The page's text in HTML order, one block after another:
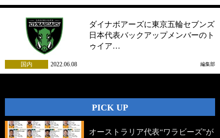
ダイナボアーズに東京五輪セブンズ
日本代表バックアップメンバーのト
ゥイア…
国内 2022.06.08 編集部
PICK UP
オーストラリア代表“ワラビーズ”が